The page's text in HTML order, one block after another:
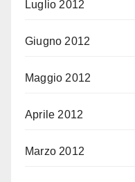
Luglio 2012
Giugno 2012
Maggio 2012
Aprile 2012
Marzo 2012